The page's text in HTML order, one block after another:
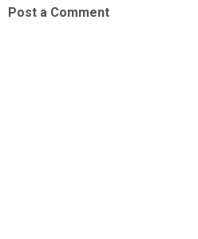
Post a Comment